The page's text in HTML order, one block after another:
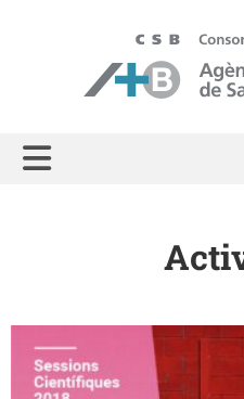
ASPB - Agència de